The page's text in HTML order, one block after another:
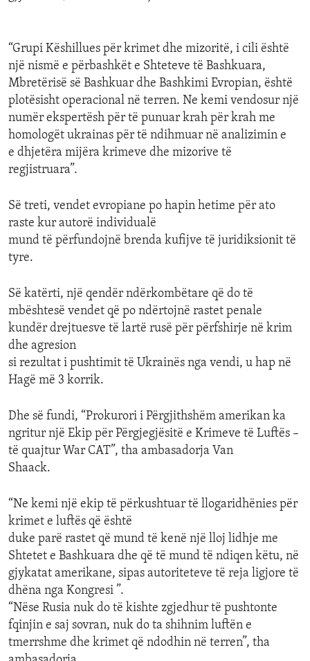
“Grupi Këshillues për krimet dhe mizoritë, i cili është
një nismë e përbashkët e Shteteve të Bashkuara,
Mbretërisë së Bashkuar dhe Bashkimi Evropian, është
plotësisht operacional në terren. Ne kemi vendosur një
numër ekspertësh për të punuar krah për krah me
homologët ukrainas për të ndihmuar në analizimin e
e dhjetëra mijëra krimeve dhe mizorive të
regjistruara”.
Së treti, vendet evropiane po hapin hetime për ato
raste kur autorë individualë
mund të përfundojnë brenda kufijve të juridiksionit të
tyre.
Së katërti, një qendër ndërkombëtare që do të
mbështesë vendet që po ndërtojnë rastet penale
kundër drejtuesve të lartë rusë për përfshirje në krim
dhe agresion
si rezultat i pushtimit të Ukrainës nga vendi, u hap në
Hagë më 3 korrik.
Dhe së fundi, “Prokurori i Përgjithshëm amerikan ka
ngritur një Ekip për Përgjegjësitë e Krimeve të Luftës –
të quajtur War CAT”, tha ambasadorja Van
Shaack.
“Ne kemi një ekip të përkushtuar të llogaridhënies për
krimet e luftës që është
duke parë rastet që mund të kenë një lloj lidhje me
Shtetet e Bashkuara dhe që të mund të ndiqen këtu, në
gjykatat amerikane, sipas autoriteteve të reja ligjore të
dhëna nga Kongresi ”.
“Nëse Rusia nuk do të kishte zgjedhur të pushtonte
fqinjin e saj sovran, nuk do ta shihnim luftën e
tmerrshme dhe krimet që ndodhin në terren”, tha